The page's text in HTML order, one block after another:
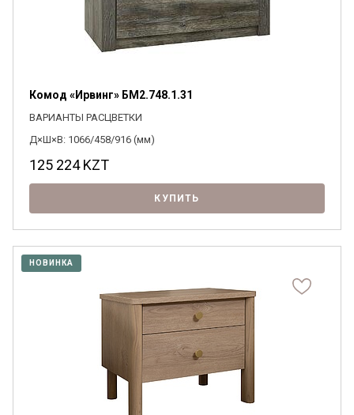
Комод «Ирвинг» БМ2.748.1.31
ВАРИАНТЫ РАСЦВЕТКИ
Д×Ш×В: 1066/458/916 (мм)
125 224KZT
КУПИТЬ
НОВИНКА